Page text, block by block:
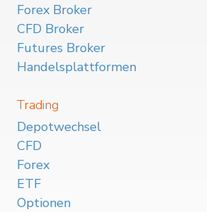
Forex Broker
CFD Broker
Futures Broker
Handelsplattformen
Trading
Depotwechsel
CFD
Forex
ETF
Optionen